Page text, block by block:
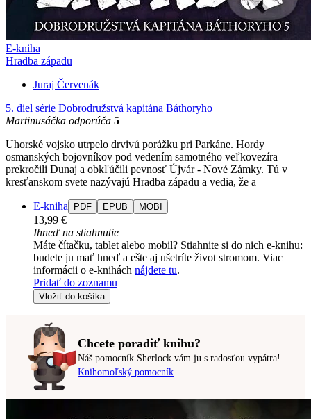
E-kniha
Hradba západu
Juraj Červenák
5. diel série Dobrodružstvá kapitána Báthoryho
Martinusáčka odporúča 5
Uhorské vojsko utrpelo drvivú porážku pri Parkáne. Hordy
osmanských bojovníkov pod vedením samotného veľkovezíra
prekročili Dunaj a obkľúčili pevnosť Újvár - Nové Zámky. Tú v
kresťanskom svete nazývajú Hradba západu a vedia, že a
E-kniha PDF EPUB MOBI
13,99 €
Ihneď na stiahnutie
Máte čítačku, tablet alebo mobil? Stiahnite si do nich e-knihu:
budete ju mať hneď a ešte aj ušetríte život stromom. Viac
informácii o e-knihách nájdete tu.
Pridať do zoznamu
Vložiť do košíka
Chcete poradiť knihu?
Náš pomocník Sherlock vám ju s radosťou vypátra!
Knihomoľský pomocník